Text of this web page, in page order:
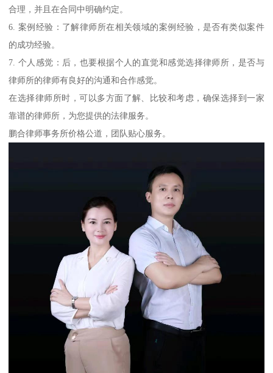
合理，并且在合同中明确约定。
6. 案例经验：了解律师所在相关领域的案例经验，是否有类似案件
的成功经验。
7. 个人感觉：后，也要根据个人的直觉和感觉选择律师所，是否与
律师所的律师有良好的沟通和合作感觉。
在选择律师所时，可以多方面了解、比较和考虑，确保选择到一家
靠谱的律师所，为您提供的法律服务。
鹏合律师事务所价格公道，团队贴心服务。